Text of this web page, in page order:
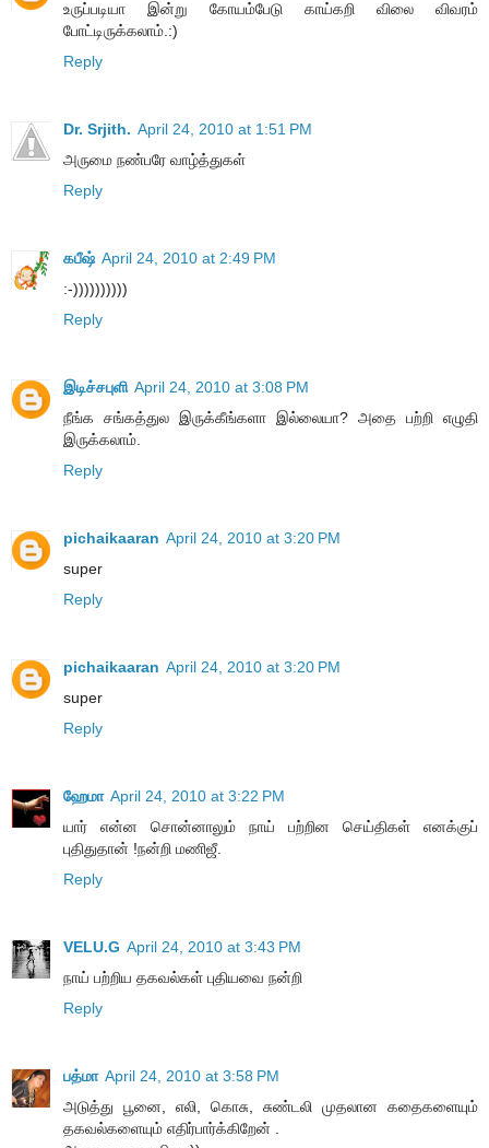
உருப்படியா இன்று கோயம்பேடு காய்கறி விலை விவரம்
போட்டிருக்கலாம்.:)
Reply
Dr. Srjith. April 24, 2010 at 1:51 PM
அருமை நண்பரே வாழ்த்துகள்
Reply
கபீஷ் April 24, 2010 at 2:49 PM
:-))))))))))
Reply
இடிச்சபுளி April 24, 2010 at 3:08 PM
நீங்க சங்கத்துல இருக்கீங்களா இல்லையா? அதை பற்றி எழுதி
இருக்கலாம்.
Reply
pichaikaaran April 24, 2010 at 3:20 PM
super
Reply
pichaikaaran April 24, 2010 at 3:20 PM
super
Reply
ஹேமா April 24, 2010 at 3:22 PM
யார் என்ன சொன்னாலும் நாய் பற்றின செய்திகள் எனக்குப்
புதிதுதான் !நன்றி மணிஜீ.
Reply
VELU.G April 24, 2010 at 3:43 PM
நாய் பற்றிய தகவல்கள் புதியவை நன்றி
Reply
பத்மா April 24, 2010 at 3:58 PM
அடுத்து பூனை, எலி, கொசு, சுண்டலி முதலான கதைகளையும்
தகவல்களையும் எதிர்பார்க்கிறேன் .